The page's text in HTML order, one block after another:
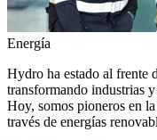
Energía
Hydro ha estado al frente
transformando industrias
Hoy, somos pioneros en
través de energías